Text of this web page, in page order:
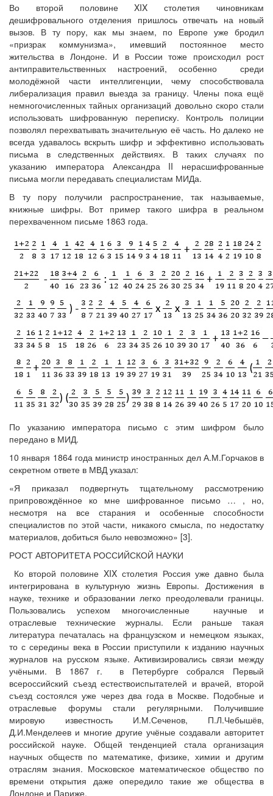
Во второй половине XIX столетия чиновникам
дешифровального отделения пришлось отвечать на новый
вызов. В ту пору, как мы знаем, по Европе уже бродил
«призрак коммунизма», имевший постоянное место
жительства в Лондоне. И в России тоже происходил рост
антиправительственных настроений, особенно среди
молодёжной части интеллигенции, чему способствовала
либерализация правил выезда за границу. Члены пока ещё
немногочисленных тайных организаций довольно скоро стали
использовать шифрованную переписку. Контроль полиции
позволял перехватывать значительную её часть. Но далеко не
всегда удавалось вскрыть шифр и эффективно использовать
письма в следственных действиях. В таких случаях по
указанию императора Александра II нерасшифрованные
письма могли передавать специалистам МИДа.
В ту пору получили распространение, так называемые,
книжные шифры. Вот пример такого шифра в реальном
перехваченном письме 1863 года.
По указанию императора письмо с этим шифром было
передано в МИД.
10 января 1864 года министр иностранных дел А.М.Горчаков в
секретном ответе в МВД указал:
«Я приказал подвергнуть тщательному рассмотрению
припровождённое ко мне шифрованное письмо … , но,
несмотря на все старания и особенные способности
специалистов по этой части, никакого смысла, по недостатку
материалов, добиться было невозможно» [3].
РОСТ АВТОРИТЕТА РОССИЙСКОЙ НАУКИ
Ко второй половине XIX столетия Россия уже давно была
интегрирована в культурную жизнь Европы. Достижения в
науке, технике и образовании легко преодолевали границы.
Пользовались успехом многочисленные научные и
отраслевые технические журналы. Если раньше такая
литература печаталась на французском и немецком языках,
то с середины века в России приступили к изданию научных
журналов на русском языке. Активизировались связи между
учёными. В 1867 г. в Петербурге собрался Первый
всероссийский съезд естествоиспытателей и врачей, второй
съезд состоялся уже через два года в Москве. Подобные и
отраслевые форумы стали регулярными. Получившие
мировую известность И.М.Сеченов, П.Л.Чебышёв,
Д.И.Менделеев и многие другие учёные создавали авторитет
российской науке. Общей тенденцией стала организация
научных обществ по математике, физике, химии и другим
отраслям знания. Московское математическое общество по
времени открытия даже опередило такие же общества в
Лондоне и Париже.